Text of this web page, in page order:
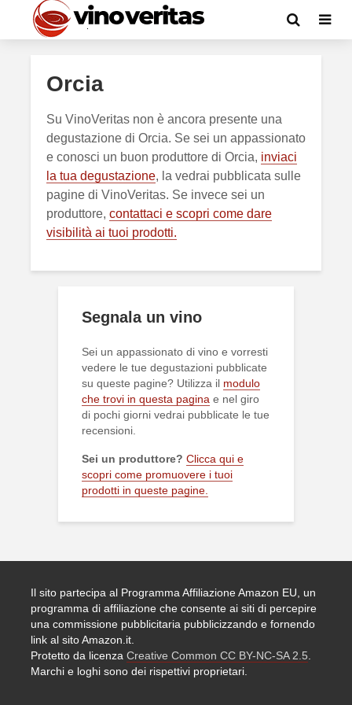
Orcia
Su VinoVeritas non è ancora presente una
degustazione di Orcia. Se sei un appassionato
e conosci un buon produttore di Orcia, inviaci
la tua degustazione, la vedrai pubblicata sulle
pagine di VinoVeritas. Se invece sei un
produttore, contattaci e scopri come dare
visibilità ai tuoi prodotti.
Segnala un vino
Sei un appassionato di vino e vorresti
vedere le tue degustazioni pubblicate
su queste pagine? Utilizza il modulo
che trovi in questa pagina e nel giro
di pochi giorni vedrai pubblicate le tue
recensioni.
Sei un produttore? Clicca qui e
scopri come promuovere i tuoi
prodotti in queste pagine.
Il sito partecipa al Programma Affiliazione Amazon EU, un
programma di affiliazione che consente ai siti di percepire
una commissione pubblicitaria pubblicizzando e fornendo
link al sito Amazon.it.
Protetto da licenza Creative Common CC BY-NC-SA 2.5
Marchi e loghi sono dei rispettivi proprietari.